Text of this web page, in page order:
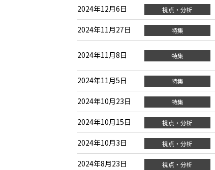
2024年12月6日 視点・分析
2024年11月27日 特集
2024年11月8日 特集
2024年11月5日
特集
2024年10月23日 特集
2024年10月15日 視点・分析
2024年10月3日 視点・分析
2024年8月23日 視点・分析